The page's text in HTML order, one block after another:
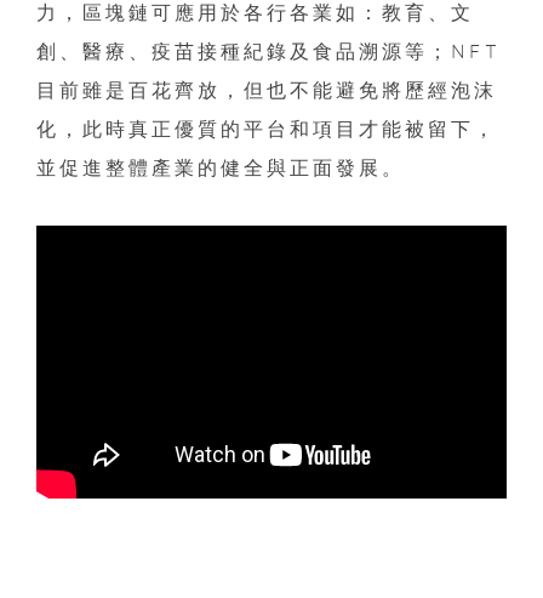
力，區塊鏈可應用於各行各業如：教育、文
創、醫療、疫苗接種紀錄及食品溯源等；NFT
目前雖是百花齊放，但也不能避免將歷經泡沫
化，此時真正優質的平台和項目才能被留下，
並促進整體產業的健全與正面發展。